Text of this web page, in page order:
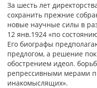
За шесть лет
сохранить прежние
новые научные силы в
12 янв.1924 «по
Его биографы
предлогом, а решение
обострением идеол.
репрессивными мерами
инакомыслящих».